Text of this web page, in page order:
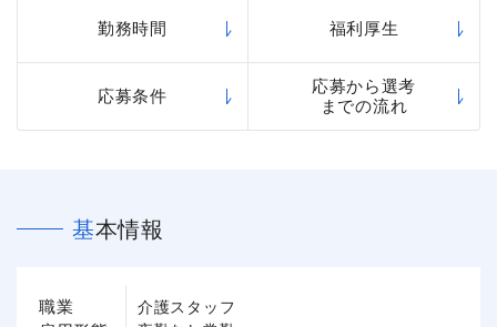
勤務時間 福利厚生
応募条件
応募から選考
までの流れ
基本情報
職業
介護スタッフ